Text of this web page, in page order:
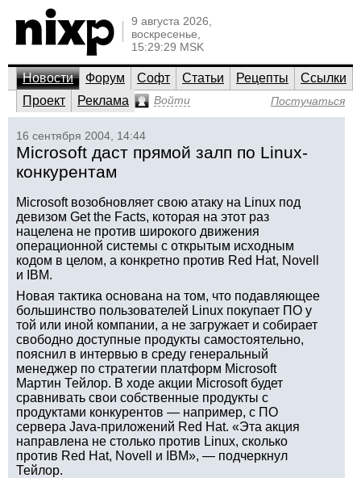
9 августа 2026,
воскресенье,
15:29:29 MSK
Новости Форум Софт Статьи Рецепты
Ссылки
Проект
Реклама Войти Постучаться
16 сентября 2004, 14:44
Microsoft даст прямой залп по Linux-
конкурентам
Microsoft возобновляет свою атаку на Linux под
девизом Get the Facts, которая на этот раз
нацелена не против широкого движения
операционной системы с открытым исходным
кодом в целом, а конкретно против Red Hat, Novell
и IBM.
Новая тактика основана на том, что подавляющее
большинство пользователей Linux покупает ПО у
той или иной компании, а не загружает и собирает
свободно доступные продукты самостоятельно,
пояснил в интервью в среду генеральный
менеджер по стратегии платформ Microsoft
Мартин Тейлор. В ходе акции Microsoft будет
сравнивать свои собственные продукты с
продуктами конкурентов — например, с ПО
сервера Java-приложений Red Hat. «Эта акция
направлена не столько против Linux, сколько
против Red Hat, Novell и IBM», — подчеркнул
Тейлор.